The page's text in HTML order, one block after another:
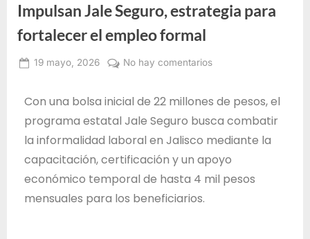
n
p
a
a
e
l
T
r
a
Impulsan Jale Seguro, estrategia para
fortalecer el empleo formal
19 mayo, 2026
Santos
Jiménez
No hay comentarios
Con una bolsa inicial de 22 millones de pesos, el
programa estatal Jale Seguro busca combatir
la informalidad laboral en Jalisco mediante la
capacitación, certificación y un apoyo
económico temporal de hasta 4 mil pesos
mensuales para los beneficiarios.